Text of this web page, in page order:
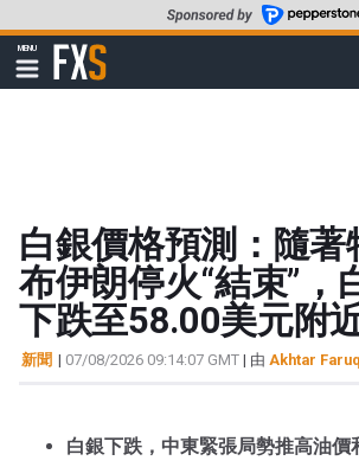
至
要
MENU
顯
示
FXStreet
白銀價格預測：隨著
布伊朗停火“結束”，
下跌至58.00美元附
新聞 | 07/08/2026 09:14:07 GMT | 由 Akhtar
白銀下跌，中東緊張局勢推高油價